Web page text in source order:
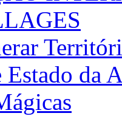
Estado da